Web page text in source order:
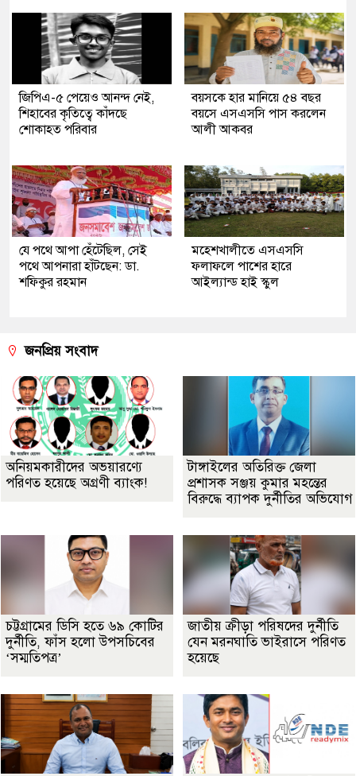
জিপিএ-৫ পেয়েও আনন্দ নেই,
শিহাবের কৃতিত্বে কাঁদছে
শোকাহত পরিবার
বয়সকে হার মানিয়ে ৫৪ বছর
বয়সে এসএসসি পাস করলেন
আলী আকবর
যে পথে আপা হেঁটেছিল, সেই
পথে আপনারা হাঁটছেন: ডা.
শফিকুর রহমান
মহেশখালীতে এসএসসি
ফলাফলে পাশের হারে
আইল্যান্ড হাই স্কুল
জনপ্রিয় সংবাদ
অনিয়মকারীদের অভয়ারণ্যে
পরিণত হয়েছে অগ্রণী ব্যাংক!
টাঙ্গাইলের অতিরিক্ত জেলা
প্রশাসক সঞ্জয় কুমার মহন্তের
বিরুদ্ধে ব্যাপক দুর্নীতির অভিযোগ
চট্টগ্রামের ডিসি হতে ৬৯ কোটির
দুর্নীতি, ফাঁস হলো উপসচিবের
‘সম্মতিপত্র’
জাতীয় ক্রীড়া পরিষদের দুর্নীতি
যেন মরনঘাতি ভাইরাসে পরিণত
হয়েছে